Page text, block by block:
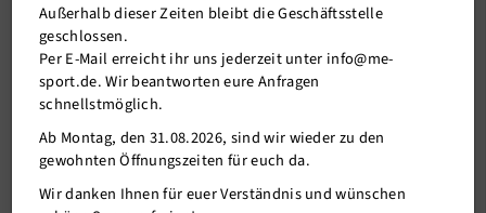
22.07.2017
Außerhalb dieser Zeiten bleibt die Geschäftsstelle
geschlossen.
Per E-Mail erreicht ihr uns jederzeit unter info@me-
sport.de. Wir beantworten eure Anfragen
schnellstmöglich.
Ab Montag, den 31.08.2026, sind wir wieder zu den
gewohnten Öffnungszeiten für euch da.
Wir danken Ihnen für euer Verständnis und wünschen